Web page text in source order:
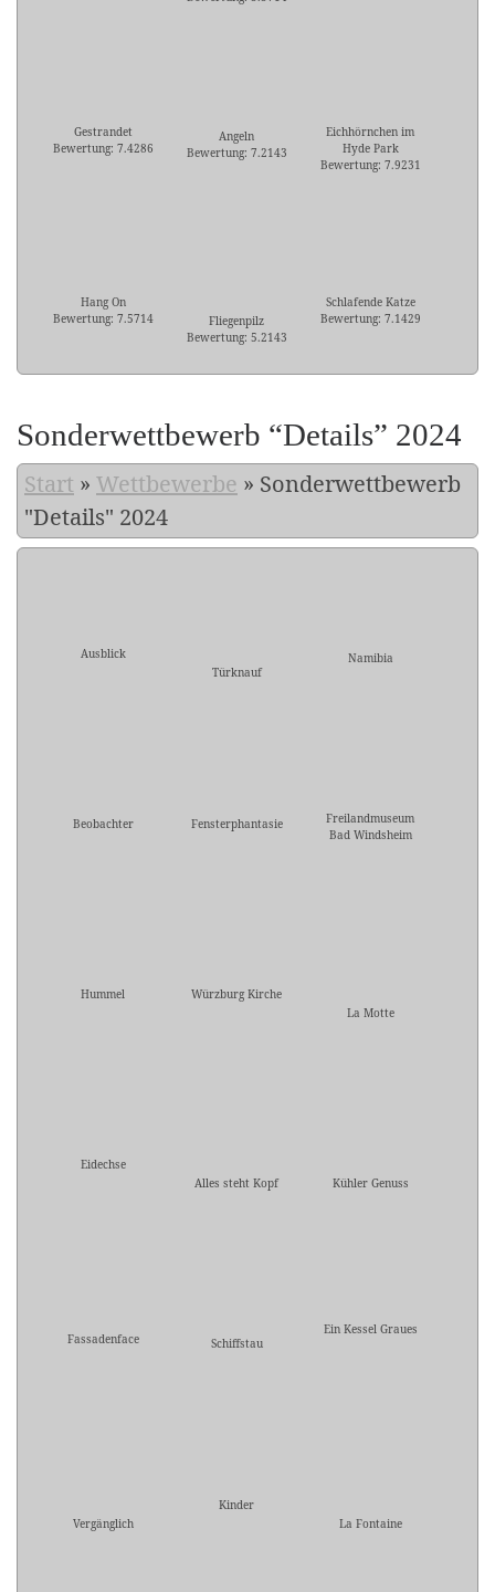
Gestrandet
Bewertung: 7.4286
Angeln
Bewertung: 7.2143
Eichhörnchen im
Hyde Park
Bewertung: 7.9231
Hang On
Bewertung: 7.5714
Fliegenpilz
Bewertung: 5.2143
Schlafende Katze
Bewertung: 7.1429
Sonderwettbewerb “Details” 2024
Start » Wettbewerbe » Sonderwettbewerb
"Details" 2024
Ausblick
Türknauf
Namibia
Beobachter Fensterphantasie
Freilandmuseum
Bad Windsheim
Hummel
Würzburg Kirche
La Motte
Eidechse
Alles steht Kopf
Kühler Genuss
Fassadenface Schiffstau
Ein Kessel Graues
Vergänglich
Kinder
La Fontaine